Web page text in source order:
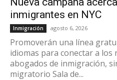
inmigrantes en NYC
Inmigración agosto 6, 2026
Promoverán una línea
idiomas para conectar a los
abogados de inmigración,
migratorio Sala de...